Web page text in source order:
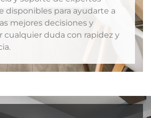
disponibles para ayudarte a
mejores decisiones y
cualquier duda con rapidez y